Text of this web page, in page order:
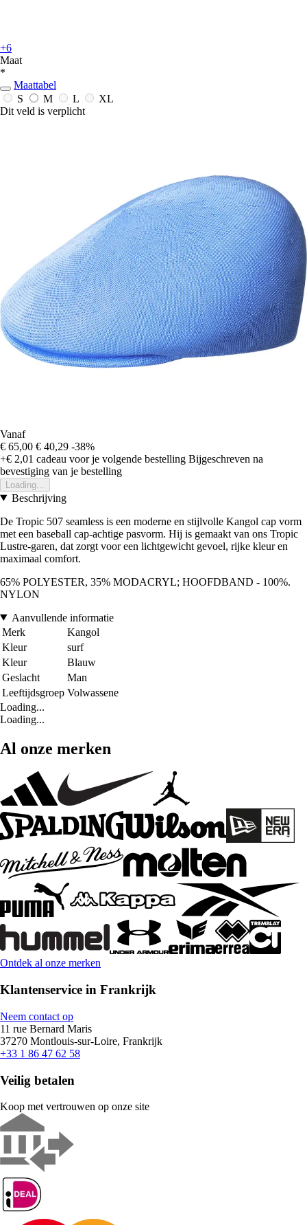
+6
Maat
*
Maattabel
S
M L
XL
Dit veld is verplicht
Vanaf
€ 65,00 € 40,29 -38%
+€ 2,01 cadeau voor je volgende bestelling Bijgeschreven na
bevestiging van je bestelling
Loading...
Beschrijving
De Tropic 507 seamless is een moderne en stijlvolle Kangol cap vorm
met een baseball cap-achtige pasvorm. Hij is gemaakt van ons Tropic
Lustre-garen, dat zorgt voor een lichtgewicht gevoel, rijke kleur en
maximaal comfort.
65% POLYESTER, 35% MODACRYL; HOOFDBAND - 100%.
NYLON
Aanvullende informatie
Merk
Kangol
Kleur
surf
Kleur
Blauw
Geslacht
Man
Leeftijdsgroep Volwassene
Loading...
Loading...
Al onze merken
Ontdek al onze merken
Klantenservice in Frankrijk
Neem contact op
11 rue Bernard Maris
37270 Montlouis-sur-Loire, Frankrijk
+33 1 86 47 62 58
Veilig betalen
Koop met vertrouwen op onze site